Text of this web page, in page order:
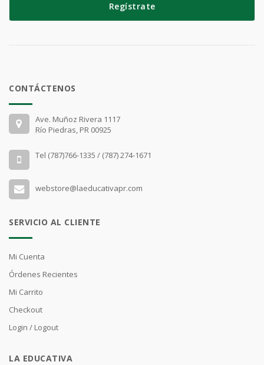
Regístrate
CONTÁCTENOS
Ave. Muñoz Rivera 1117
Río Piedras, PR 00925
Tel (787)766-1335 / (787) 274-1671
webstore@laeducativapr.com
SERVICIO AL CLIENTE
Mi Cuenta
Órdenes Recientes
Mi Carrito
Checkout
Login / Logout
LA EDUCATIVA